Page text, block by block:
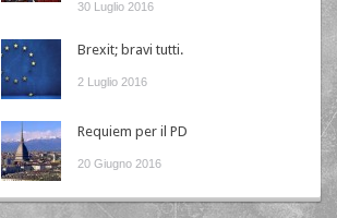
30 Luglio 2016
Brexit; bravi tutti.
2 Luglio 2016
Requiem per il PD
20 Giugno 2016